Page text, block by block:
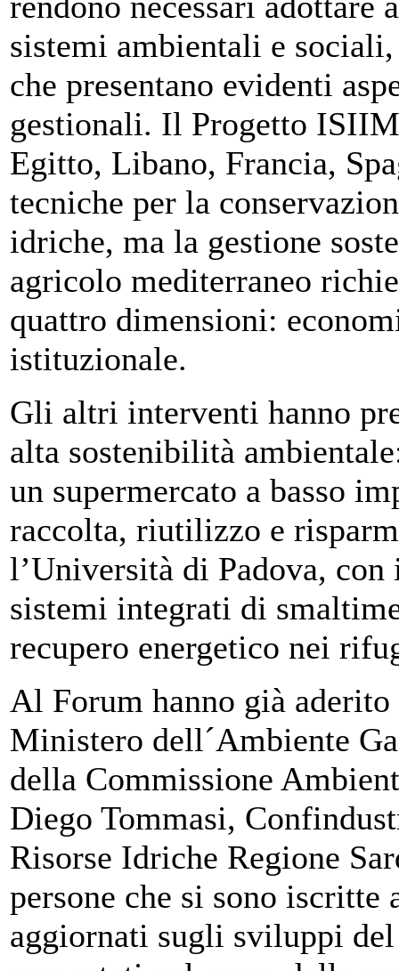
sistemi ambientali e
che presentano evidenti
gestionali. Il Progetto
Egitto, Libano, Francia,
tecniche per la
idriche, ma la gestione
agricolo mediterraneo
quattro dimensioni:
istituzionale.
Gli altri interventi hanno
alta sostenibilità
un supermercato a basso
raccolta, riutilizzo e
l’Università di Padova,
sistemi integrati di
recupero energetico nei
Al Forum hanno già
Ministero dell´Ambiente
della Commissione
Diego Tommasi,
Risorse Idriche Regione
persone che si sono iscritte
aggiornati sugli sviluppi